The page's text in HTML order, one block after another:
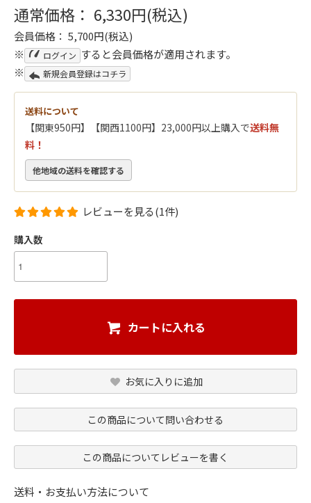
通常価格： 6,330円(税込)
会員価格： 5,700円(税込)
※
ログイン すると会員価格が適用されます。
※
新規会員登録はコチラ
送料について
【関東950円】【関西1100円】23,000円以上購入で送料無
料！
他地域の送料を確認する
レビューを見る(1件)
購入数
カートに入れる
お気に入りに追加
この商品について問い合わせる
この商品についてレビューを書く
送料・お支払い方法について